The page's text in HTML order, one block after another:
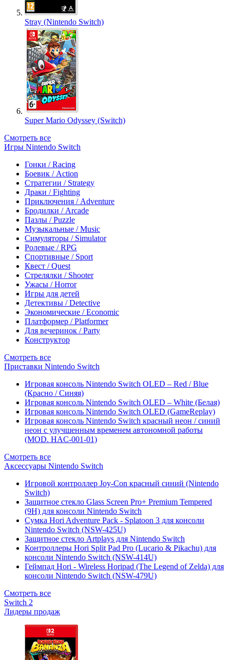
Stray (Nintendo Switch)
Super Mario Odyssey (Switch)
Смотреть все
Игры Nintendo Switch
Гонки / Racing
Боевик / Action
Стратегии / Strategy
Драки / Fighting
Приключения / Adventure
Бродилки / Arcade
Пазлы / Puzzle
Музыкальные / Music
Симуляторы / Simulator
Ролевые / RPG
Спортивные / Sport
Квест / Quest
Стрелялки / Shooter
Ужасы / Horror
Игры для детей
Детективы / Detective
Экономические / Economic
Платформер / Platformer
Для вечеринок / Party
Конструктор
Смотреть все
Приставки Nintendo Switch
Игровая консоль Nintendo Switch OLED – Red / Blue
(Красно / Синяя)
Игровая консоль Nintendo Switch OLED – White (Белая)
Игровая консоль Nintendo Switch OLED (GameReplay)
Игровая консоль Nintendo Switch красный неон / синий
неон с улучшенным временем автономной работы
(MOD. HAC-001-01)
Смотреть все
Аксессуары Nintendo Switch
Игровой контроллер Joy-Con красный синий (Nintendo
Switch)
Защитное стекло Glass Screen Pro+ Premium Tempered
(9H) для консоли Nintendo Switch
Сумка Hori Adventure Pack - Splatoon 3 для консоли
Nintendo Switch (NSW-425U)
Защитное стекло Artplays для Nintendo Switch
Контроллеры Hori Split Pad Pro (Lucario & Pikachu) для
консоли Nintendo Switch (NSW-414U)
Геймпад Hori - Wireless Horipad (The Legend of Zelda) для
консоли Nintendo Switch (NSW-479U)
Смотреть все
Switch 2
Лидеры продаж